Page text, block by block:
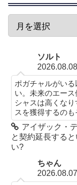
ソルト
2026.08.08
ポガチャルがい
い。未来のエー
シャスは高くな
スを獲得するの
アイザック・
と契約延長する
い?
ちゃん
2026.08.07